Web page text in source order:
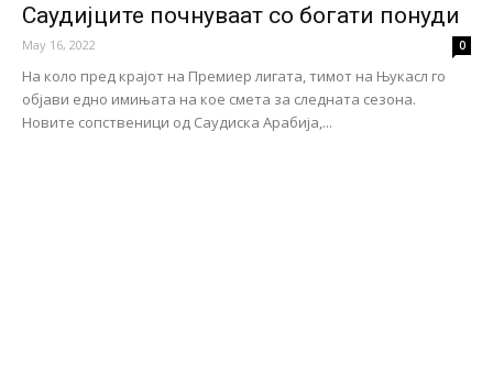
Саудијците почнуваат со богати понуди
May 16, 2022 0
На коло пред крајот на Премиер лигата, тимот на Њукасл го
објави едно имињата на кое смета за следната сезона.
Новите сопственици од Саудиска Арабија,...